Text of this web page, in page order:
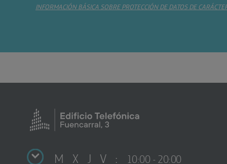
INFORMACIÓN BÁSICA SOBRE PROTECCIÓN DE DATOS DE
M X J V : 10:00 - 20:00